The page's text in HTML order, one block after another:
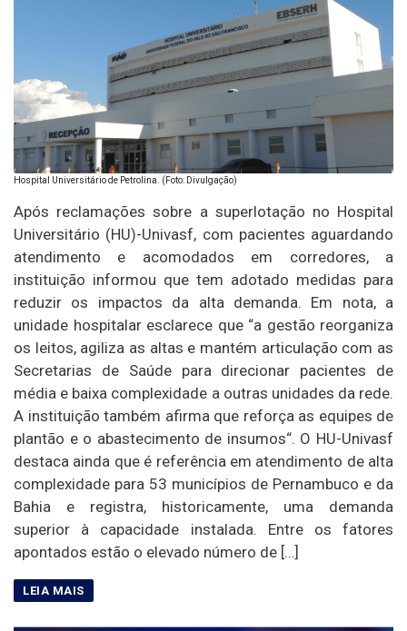
Hospital Universitário de Petrolina. (Foto: Divulgação)
Após reclamações sobre a superlotação no Hospital
Universitário (HU)-Univasf, com pacientes aguardando
atendimento e acomodados em corredores, a
instituição informou que tem adotado medidas para
reduzir os impactos da alta demanda. Em nota, a
unidade hospitalar esclarece que “a gestão reorganiza
os leitos, agiliza as altas e mantém articulação com as
Secretarias de Saúde para direcionar pacientes de
média e baixa complexidade a outras unidades da rede.
A instituição também afirma que reforça as equipes de
plantão e o abastecimento de insumos“. O HU-Univasf
destaca ainda que é referência em atendimento de alta
complexidade para 53 municípios de Pernambuco e da
Bahia e registra, historicamente, uma demanda
superior à capacidade instalada. Entre os fatores
apontados estão o elevado número de […]